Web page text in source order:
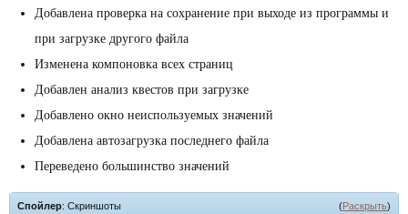
Добавлена проверка на сохранение при выходе из программы и
при загрузке другого файла
Изменена компоновка всех страниц
Добавлен анализ квестов при загрузке
Добавлено окно неиспользуемых значений
Добавлена автозагрузка последнего файла
Переведено большинство значений
(Раскрыть)
Спойлер: Скриншоты